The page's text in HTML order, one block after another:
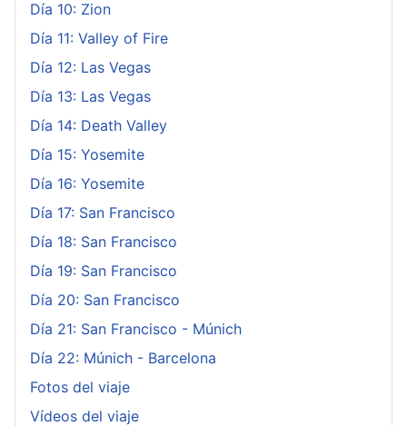
Día 10: Zion
Día 11: Valley of Fire
Día 12: Las Vegas
Día 13: Las Vegas
Día 14: Death Valley
Día 15: Yosemite
Día 16: Yosemite
Día 17: San Francisco
Día 18: San Francisco
Día 19: San Francisco
Día 20: San Francisco
Día 21: San Francisco - Múnich
Día 22: Múnich - Barcelona
Fotos del viaje
Vídeos del viaje